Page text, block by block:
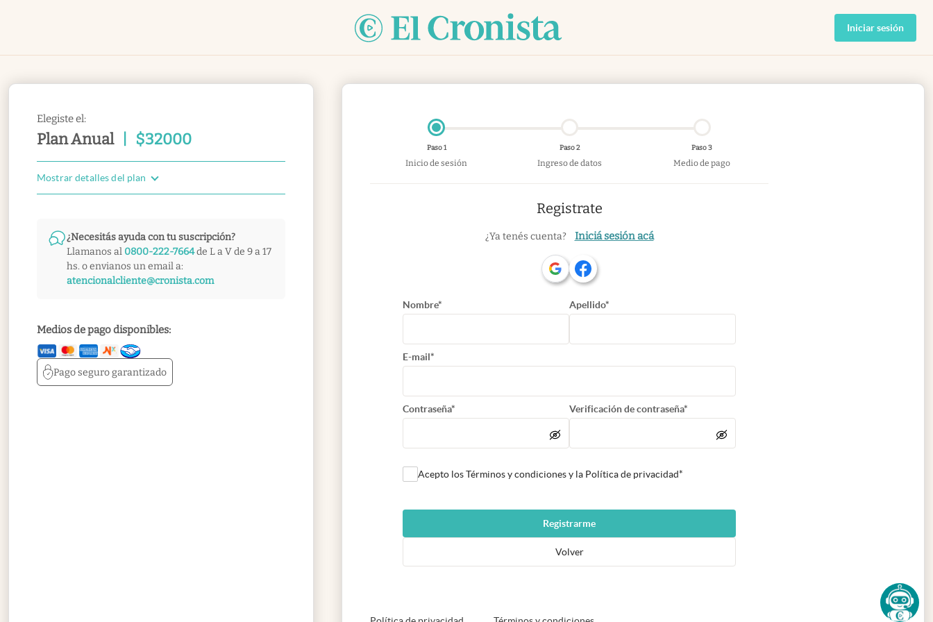
Iniciar sesión
Elegiste el:
Plan Anual $32000
Mostrar detalles del plan
¿Necesitás ayuda con tu suscripción?
Llamanos al 0800-222-7664de L a V de 9 a 17
hs. o envianos un email a:
atencionalcliente@cronista.com
Medios de pago disponibles:
Pago segurogarantizado
Paso 1
Inicio de sesión
Paso 2
Ingreso de datos
Paso 3
Medio de pago
Registrate
¿Ya tenés cuenta? Iniciá sesión acá
Nombre* Apellido*
E-mail*
Contraseña* Verificación de contraseña*
Acepto los Términos y condiciones y la Política de privacidad*
Registrarme
Volver